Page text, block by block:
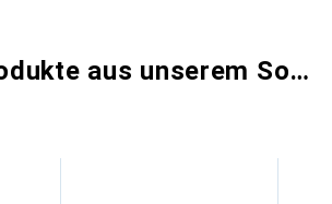
Weitere Produkte aus unserem Sortiment